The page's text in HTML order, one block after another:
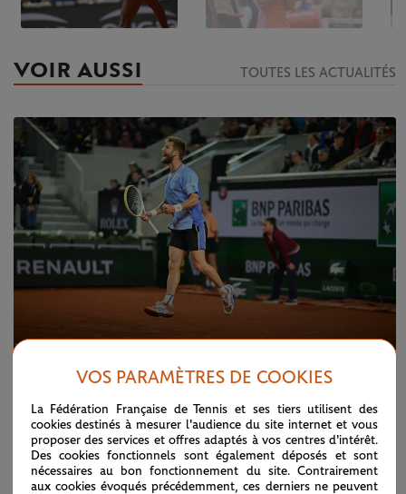
VOIR AUSSI TOUTES LES ACTUALITÉS
Roland-Garros 2024 : revivez la journée du
31 mai !
VOS PARAMÈTRES DE COOKIES
La Fédération Française de Tennis et ses tiers utilisent des
cookies destinés à mesurer l'audience du site internet et vous
proposer des services et offres adaptés à vos centres d'intérêt.
Des cookies fonctionnels sont également déposés et sont
nécessaires au bon fonctionnement du site. Contrairement
aux cookies évoqués précédemment, ces derniers ne peuvent